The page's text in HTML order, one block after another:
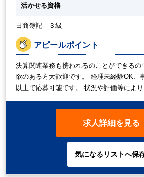
活かせる資格
日商簿記 ３級
アピールポイント
決算関連業務も携われるのことができる
欲のある方大歓迎です。 経理未経験OK、
以上で応募可能です。 状況や評価等によ
多少の時短勤務であれば相談可能です。
求人詳細を見る